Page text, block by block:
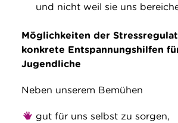
und nicht weil sie uns
Möglichkeiten der
konkrete Entspannungshilfen
Jugendliche
Neben unserem Bemühen
gut für uns selbst zu sorgen,